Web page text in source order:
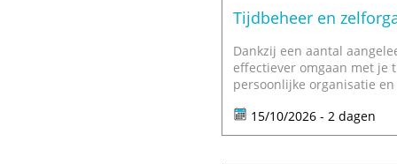
Tijdbeheer en
Dankzij een aantal
effectiever omgaan met je
persoonlijke organisatie
15/10/2026 - 2 dagen